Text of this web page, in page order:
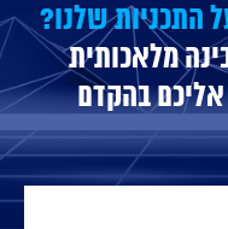
התכניות שלנו?
מלאכותית
אליכם בהקדם